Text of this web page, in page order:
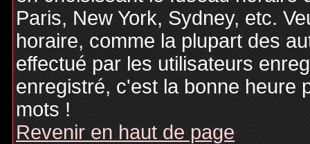
Paris, New York, Sydney, etc.
horaire, comme la plupart des
effectué par les utilisateurs
enregistré, c'est la bonne heure
mots !
Revenir en haut de page